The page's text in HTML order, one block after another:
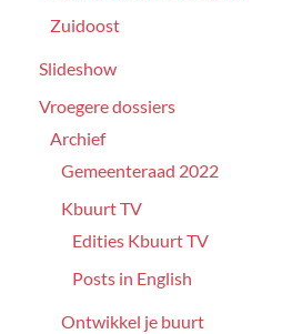
Zuidoost
Slideshow
Vroegere dossiers
Archief
Gemeenteraad 2022
Kbuurt TV
Edities Kbuurt TV
Posts in English
Ontwikkel je buurt